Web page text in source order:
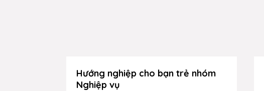
Hướng nghiệp cho bạn trẻ nhóm
Nghiệp vụ